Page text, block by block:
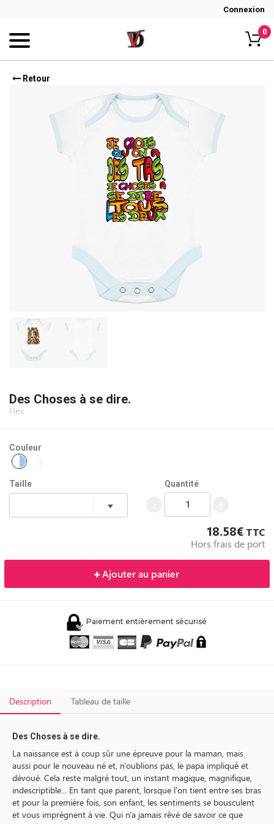
Connexion
0
Retour
Des Choses à se dire.
Flex
Couleur
Taille Quantité
18.58€ TTC
Hors frais de port
Ajouter au panier
Paiement entièrement sécurisé
Description Tableau de taille
Des Choses à se dire.
La naissance est à coup sûr une épreuve pour la maman, mais
aussi pour le nouveau né et, n'oublions pas, le papa impliqué et
dévoué. Cela reste malgré tout, un instant magique, magnifique,
indescriptible... En tant que parent, lorsque l'on tient entre ses bras
et pour la première fois, son enfant, les sentiments se bousculent
et vous imprègnent à vie. Qui n'a jamais rêvé de savoir ce que